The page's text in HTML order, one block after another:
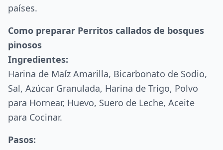
países.
Como preparar Perritos callados de bosques
pinosos
Ingredientes:
Harina de Maíz Amarilla, Bicarbonato de Sodio,
Sal, Azúcar Granulada, Harina de Trigo, Polvo
para Hornear, Huevo, Suero de Leche, Aceite
para Cocinar.
Pasos: